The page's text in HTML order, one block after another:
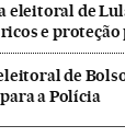
eleitoral de
e
de
a Polícia